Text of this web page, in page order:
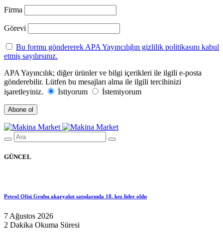
Firma
Görevi
Bu formu göndererek APA Yayıncılığın gizlilik politikasını kabul
etmiş sayılırsınız.
APA Yayıncılık; diğer ürünler ve bilgi içerikleri ile ilgili e-posta
gönderebilir. Lütfen bu mesajları alma ile ilgili tercihinizi
işaretleyiniz.
İstiyorum İstemiyorum
GÜNCEL
Petrol Ofisi Grubu akaryakıt satışlarında 18. kez lider oldu
7 Ağustos 2026
2 Dakika Okuma Süresi